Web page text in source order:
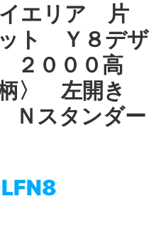
エリア 片
ト Ｙ８デザ
２０００高
柄〉 左開き
スタンダー